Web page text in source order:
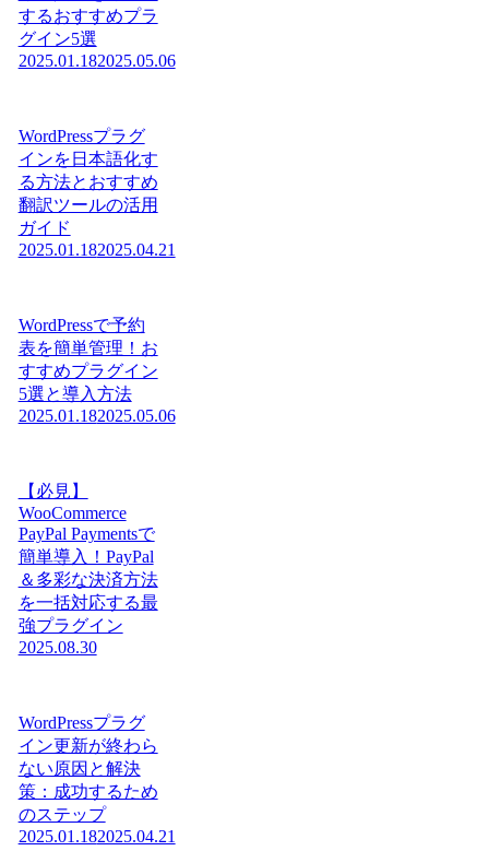
するおすすめプラ
グイン5選
2025.01.182025.05.06
WordPressプラグ
インを日本語化す
る方法とおすすめ
翻訳ツールの活用
ガイド
2025.01.182025.04.21
WordPressで予約
表を簡単管理！お
すすめプラグイン
5選と導入方法
2025.01.182025.05.06
【必見】
WooCommerce
PayPal Paymentsで
簡単導入！PayPal
＆多彩な決済方法
を一括対応する最
強プラグイン
2025.08.30
WordPressプラグ
イン更新が終わら
ない原因と解決
策：成功するため
のステップ
2025.01.182025.04.21